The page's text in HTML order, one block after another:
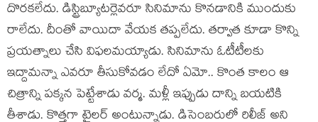
దొరకలేదు. డిస్ట్రిబ్యూటర్లెవరూ సినిమాను కొనడానికి ముందుకు
రాలేదు. దీంతో వాయిదా వేయక తప్పలేదు. తర్వాత కూడా కొన్ని
ప్రయత్నాలు చేసి విఫలమయ్యాడు. సినిమాను ఓటీటీలకు
ఇద్దామన్నా ఎవరూ తీసుకోవడం లేదో ఏమో.. కొంత కాలం ఆ
చిత్రాన్ని పక్కన పెట్టేశాడు వర్మ. మళ్లీ ఇప్పుడు దాన్ని బయటికి
తీశాడు. కొత్తగా ట్రైలర్ అంటున్నాడు. డిసెంబరులో రిలీజ్ అని